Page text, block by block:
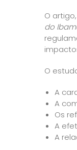
O
do
O
A
A
Os
A
A